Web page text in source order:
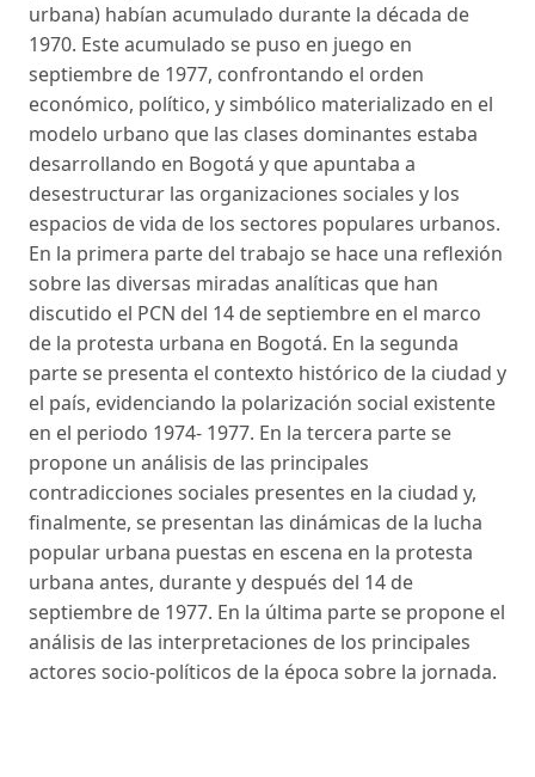
urbana) habían acumulado durante la década de
1970. Este acumulado se puso en juego en
septiembre de 1977, confrontando el orden
económico, político, y simbólico materializado en el
modelo urbano que las clases dominantes estaba
desarrollando en Bogotá y que apuntaba a
desestructurar las organizaciones sociales y los
espacios de vida de los sectores populares urbanos.
En la primera parte del trabajo se hace una reflexión
sobre las diversas miradas analíticas que han
discutido el PCN del 14 de septiembre en el marco
de la protesta urbana en Bogotá. En la segunda
parte se presenta el contexto histórico de la ciudad y
el país, evidenciando la polarización social existente
en el periodo 1974- 1977. En la tercera parte se
propone un análisis de las principales
contradicciones sociales presentes en la ciudad y,
finalmente, se presentan las dinámicas de la lucha
popular urbana puestas en escena en la protesta
urbana antes, durante y después del 14 de
septiembre de 1977. En la última parte se propone el
análisis de las interpretaciones de los principales
actores socio-políticos de la época sobre la jornada.